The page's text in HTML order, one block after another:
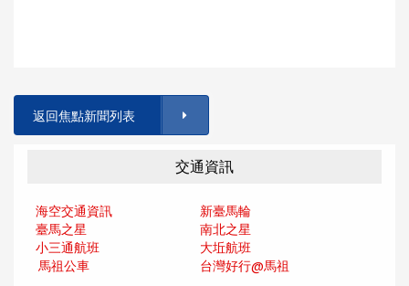
返回焦點新聞列表
交通資訊
海空交通資訊
新臺馬輪
臺馬之星
南北之星
小三通航班
大坵航班
馬祖公車
台灣好行@馬祖